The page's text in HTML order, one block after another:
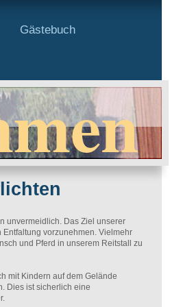
Gästebuch
unvermeidlich. Das Ziel unserer
vorzunehmen. Vielmehr
und Pferd in unserem Reitstall zu
mit Kindern auf dem Gelände
Dies ist sicherlich eine